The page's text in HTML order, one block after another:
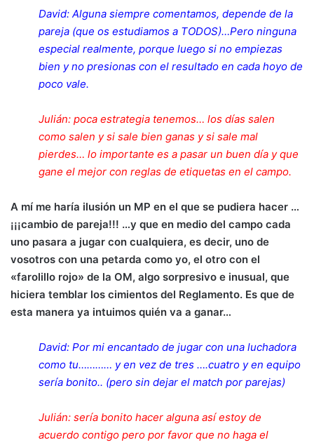
David: Alguna siempre comentamos, depende de la
pareja (que os estudiamos a TODOS)…Pero ninguna
especial realmente, porque luego si no empiezas
bien y no presionas con el resultado en cada hoyo de
poco vale.
Julián: poca estrategia tenemos… los días salen
como salen y si sale bien ganas y si sale mal
pierdes… lo importante es a pasar un buen día y que
gane el mejor con reglas de etiquetas en el campo.
A mí me haría ilusión un MP en el que se pudiera hacer …
¡¡¡cambio de pareja!!! …y que en medio del campo cada
uno pasara a jugar con cualquiera, es decir, uno de
vosotros con una petarda como yo, el otro con el
«farolillo rojo» de la OM, algo sorpresivo e inusual, que
hiciera temblar los cimientos del Reglamento. Es que de
esta manera ya intuimos quién va a ganar…
David: Por mi encantado de jugar con una luchadora
como tu………… y en vez de tres ….cuatro y en equipo
sería bonito.. (pero sin dejar el match por parejas)
Julián: sería bonito hacer alguna así estoy de
acuerdo contigo pero por favor que no haga el